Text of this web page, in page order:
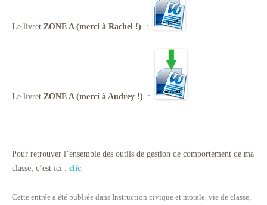
Le livret ZONE A (merci à Rachel !) :
Le livret ZONE A (merci à Audrey !) :
Pour retrouver l’ensemble des outils de gestion de comportement de ma
classe, c’est ici : clic
Cette entrée a été publiée dans Instruction civique et morale, vie de classe,